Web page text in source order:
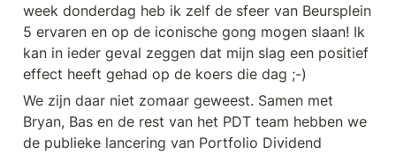
week donderdag heb ik zelf de sfeer van Beursplein
5 ervaren en op de iconische gong mogen slaan! Ik
kan in ieder geval zeggen dat mijn slag een positief
effect heeft gehad op de koers die dag ;-)
We zijn daar niet zomaar geweest. Samen met
Bryan, Bas en de rest van het PDT team hebben we
de publieke lancering van Portfolio Dividend